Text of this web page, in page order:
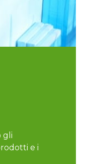
gli
e i